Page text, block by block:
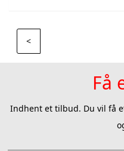
<
Få
Indhent et tilbud. Du vil få